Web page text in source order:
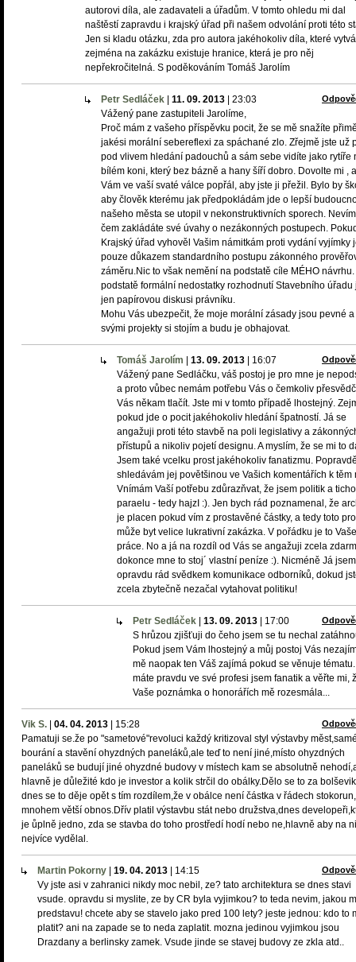
autorovi díla, ale zadavateli a úřadům. V tomto ohledu mi dal
naštěstí zapravdu i krajský úřad při našem odvolání proti této
Jen si kladu otázku, zda pro autora jakéhokoliv díla, které
zejména na zakázku existuje hranice, která je pro něj
nepřekročitelná. S poděkováním Tomáš Jarolím
Petr Sedláček 11. 09. 2013 23:03
Vážený pane zastupiteli Jarolíme,
Proč mám z vašeho příspěvku pocit, že se mě snažíte
jakési morální sebereflexi za spáchané zlo. Zřejmě jste už
pod vlivem hledání padouchů a sám sebe vidíte jako rytíře
bílém koni, který bez bázně a hany šíří dobro. Dovolte mi ,
Vám ve vaší svaté válce popřál, aby jste ji přežil. Bylo by
aby člověk kterému jak předpokládám jde o lepší
našeho města se utopil v nekonstruktivních sporech.
čem zakládáte své úvahy o nezákonných postupech.
Krajský úřad vyhověl Vašim námitkám proti vydání vyjímky
pouze důkazem standardního postupu zákonného
záměru.Nic to však nemění na podstatě cíle MÉHO návrhu.
podstatě formální nedostatky rozhodnutí Stavebního úřadu
jen papírovou diskusi právníku.
Mohu Vás ubezpečit, že moje morální zásady jsou pevné
svými projekty si stojím a budu je obhajovat.
Tomáš Jarolím 13. 09. 2013 16:07
Vážený pane Sedláčku, váš postoj je pro mne je
a proto vůbec nemám potřebu Vás o čemkoliv
Vás někam tlačít. Jste mi v tomto případě lhostejný.
pokud jde o pocit jakéhokoliv hledání špatností. Já se
angažuji proti této stavbě na poli legislativy a
přístupů a nikoliv pojetí designu. A myslím, že se mi to
Jsem také vcelku prost jakéhokoliv fanatizmu.
shledávám jej povětšinou ve Vašich komentářích k těm
Vnímám Vaší potřebu zdůrazňvat, že jsem politik a
paraelu - tedy hajzI :). Jen bych rád poznamenal, že
je placen pokud vím z prostavěné částky, a tedy toto
může byt velice lukrativní zakázka. V pořádku je to Vaše
práce. No a já na rozdíl od Vás se angažuji zcela
dokonce mne to stoj´ vlastní peníze :). Nicméně Já
opravdu rád svědkem komunikace odborníků, dokud
zcela zbytečně nezačal vytahovat politiku!
Petr Sedláček 13. 09. 2013 17:00
S hrůzou zjišťuji do čeho jsem se tu nechal
Pokud jsem Vám lhostejný a můj postoj Vás
mě naopak ten Váš zajímá pokud se věnuje
máte pravdu ve své profesi jsem fanatik a věřte mi,
Vaše poznámka o honorářích mě rozesmála...
Vik S. 04. 04. 2013 15:28
Pamatuji se.že po "sametové"revoluci každý kritizoval styl výstavby
bourání a stavění ohyzdných paneláků,ale teď to není jiné,místo ohyzdných
paneláků se budují jiné ohyzdné budovy v místech kam se absolutně
hlavně je důležité kdo je investor a kolik strčil do obálky.Dělo se to za
dnes se to děje opět s tím rozdílem,že v obálce není částka v řádech
mnohem větší obnos.Dřív platil výstavbu stát nebo družstva,dnes
je ůplně jedno, zda se stavba do toho prostředí hodí nebo ne,hlavně aby na
nejvíce vydělal.
Martin Pokorny 19. 04. 2013 14:15
Vy jste asi v zahranici nikdy moc nebil, ze? tato architektura se dnes stavi
vsude. opravdu si myslite, ze by CR byla vyjimkou? to teda nevim, jakou
predstavu! chcete aby se stavelo jako pred 100 lety? jeste jednou: kdo to
platit? ani na zapade se to neda zaplatit. mozna jedinou vyjimkou jsou
Drazdany a berlinsky zamek. Vsude jinde se stavej budovy ze zkla atd..